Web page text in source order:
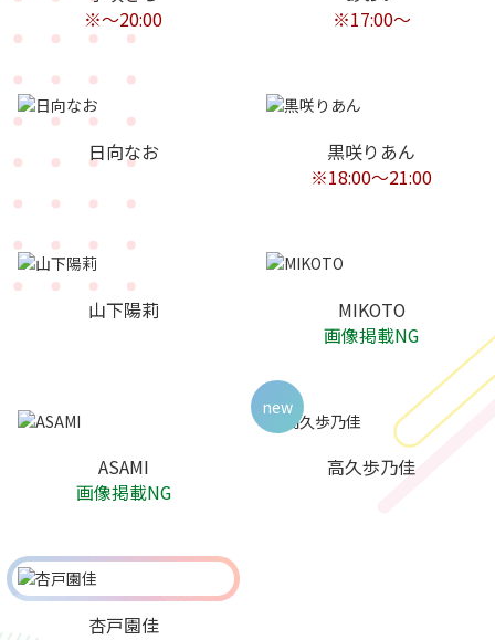
※〜20:00
※17:00〜
日向なお
黒咲りあん
※18:00〜21:00
山下陽莉
MIKOTO
画像掲載NG
ASAMI
画像掲載NG
高久歩乃佳
new
杏戸園佳